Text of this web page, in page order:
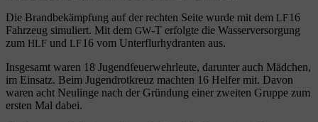
Die Brand­be­kämp­fung auf der rech­ten Sei­te wur­de mit dem LF16
Fahr­zeug simu­liert. Mit dem GW‑T erfolg­te die Was­ser­ver­sor­gung
zum HLF und LF16 vom Unter­flur­hy­dran­ten aus.
Ins­ge­samt waren 18 Jugend­feu­er­wehr­leu­te, dar­un­ter auch Mäd­chen,
im Ein­satz. Beim Jugend­rot­kreuz mach­ten 16 Hel­fer mit. Davon
waren acht Neu­lin­ge nach der Grün­dung einer zwei­ten Grup­pe zum
ers­ten Mal dabei.